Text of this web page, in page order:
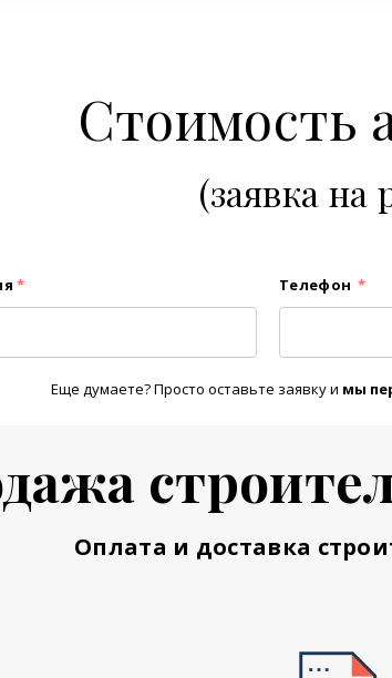
Стоимость
(заявка на
* Телефон *
Еще думаете? Просто оставьте заявку и мы
Оплата и доставка